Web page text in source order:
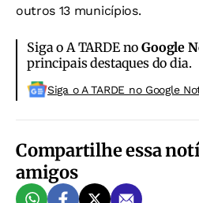
outros 13 municípios.
Siga o A TARDE noGoogle
principais destaques do dia.
Siga o A TARDE no Google
Compartilhe essa
amigos